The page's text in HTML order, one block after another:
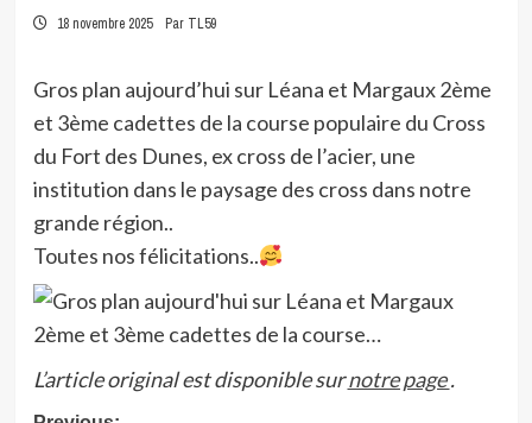
18 novembre 2025 Par TL59
Gros plan aujourd’hui sur Léana et Margaux 2ème
et 3ème cadettes de la course populaire du Cross
du Fort des Dunes, ex cross de l’acier, une
institution dans le paysage des cross dans notre
grande région..
Toutes nos félicitations..
L’article original est disponible surnotre page.